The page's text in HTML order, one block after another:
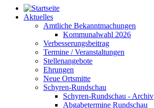
Aktuelles
Amtliche Bekanntmachungen
Kommunalwahl 2026
Verbesserungsbeitrag
Termine / Veranstaltungen
Stellenangebote
Ehrungen
Neue Ortsmitte
Schyren-Rundschau
Schyren-Rundschau - Archiv
Abgabetermine Rundschau